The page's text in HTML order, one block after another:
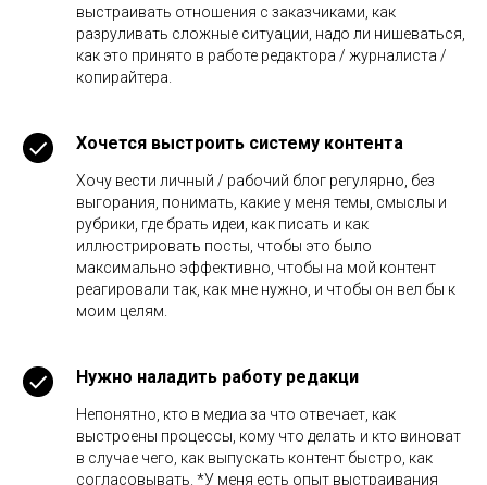
выстраивать отношения с заказчиками, как
разруливать сложные ситуации, надо ли нишеваться,
как это принято в работе редактора / журналиста /
копирайтера.
Хочется выстроить систему контента
Хочу вести личный / рабочий блог регулярно, без
выгорания, понимать, какие у меня темы, смыслы и
рубрики, где брать идеи, как писать и как
иллюстрировать посты, чтобы это было
максимально эффективно, чтобы на мой контент
реагировали так, как мне нужно, и чтобы он вел бы к
моим целям.
Нужно наладить работу редакци
Непонятно, кто в медиа за что отвечает, как
выстроены процессы, кому что делать и кто виноват
в случае чего, как выпускать контент быстро, как
согласовывать. *У меня есть опыт выстраивания